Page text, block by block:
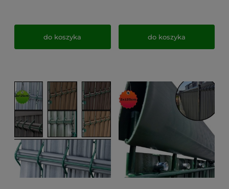
do koszyka do koszyka